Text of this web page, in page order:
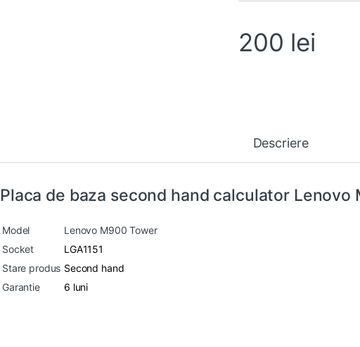
200 lei
Descriere
Placa de baza second hand calculator Lenovo
Model
Lenovo M900 Tower
Socket
LGA1151
Stare produs Second hand
Garantie
6 luni